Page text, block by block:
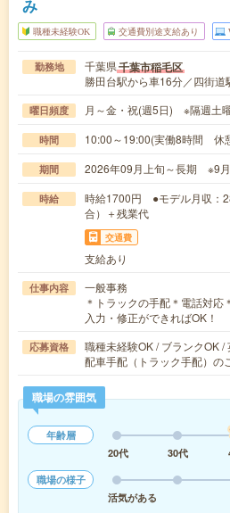
み
職種未経験OK 交通費別途支給あり
勤務地 千葉県千葉市稲毛区
勝田台駅から車16分／四街道
曜日頻度 月～金・祝(週5日) ※隔週土
時間 10:00～19:00(実働8時間 休
期間 2026年09月上旬～長期 ※9月
時給
時給1700円 ●モデル月収：
合）＋残業代
交通費
支給あり
仕事内容
一般事務
＊トラックの手配＊電話対応
入力・修正ができればOK！
応募資格
職種未経験OK / ブランクOK /
配車手配（トラック手配）の
職場の雰囲気
年齢層
20代
30代
職場の様子
活気がある